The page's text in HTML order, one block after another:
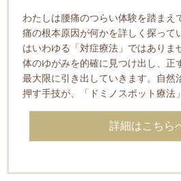
わたしは腰痛のつらい体験を踏まえ
痛の根本原因が何かを詳しく探って
はいわゆる「対症療法」ではありま
体のゆがみを的確に見つけ出し、正
最大限に引き出していきます。自然
押す手技が、「ドミノスポット療法
詳細はこちら